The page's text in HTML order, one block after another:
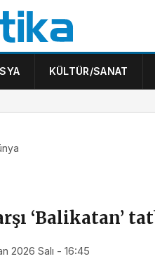
KÜLTÜR/SANAT
‘Balikatan’
2026 Salı - 16:45